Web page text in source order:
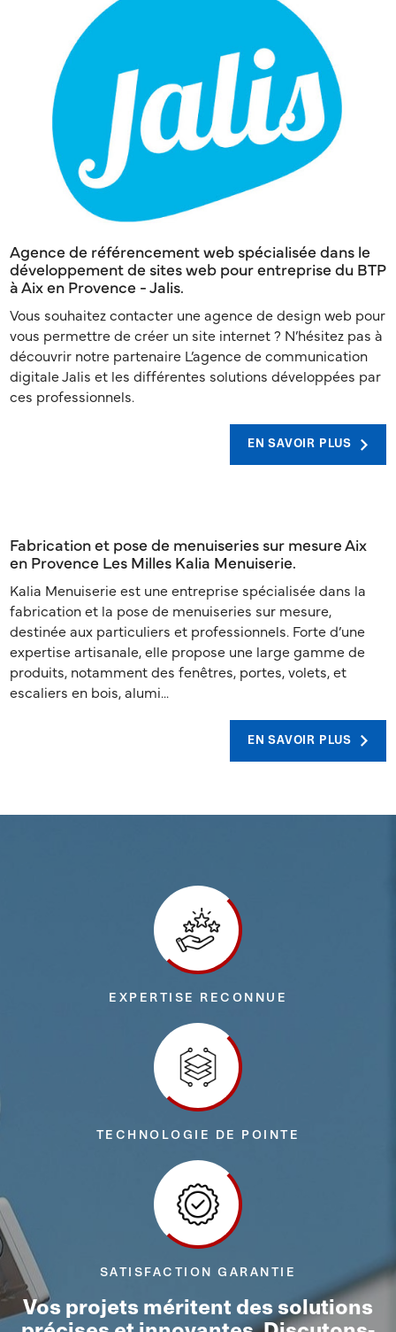
Agence de référencement web spécialisée dans le
développement de sites web pour entreprise du BTP
à Aix en Provence - Jalis.
Vous souhaitez contacter une agence de design web pour
vous permettre de créer un site internet ? N’hésitez pas à
découvrir notre partenaire L’agence de communication
digitale Jalis et les différentes solutions développées par
ces professionnels.
EN SAVOIR PLUS
Fabrication et pose de menuiseries sur mesure Aix
en Provence Les Milles Kalia Menuiserie.
Kalia Menuiserie est une entreprise spécialisée dans la
fabrication et la pose de menuiseries sur mesure,
destinée aux particuliers et professionnels. Forte d’une
expertise artisanale, elle propose une large gamme de
produits, notamment des fenêtres, portes, volets, et
escaliers en bois, alumi...
EN SAVOIR PLUS
EXPERTISE RECONNUE
TECHNOLOGIE DE POINTE
SATISFACTION GARANTIE
Vos projets méritent des solutions